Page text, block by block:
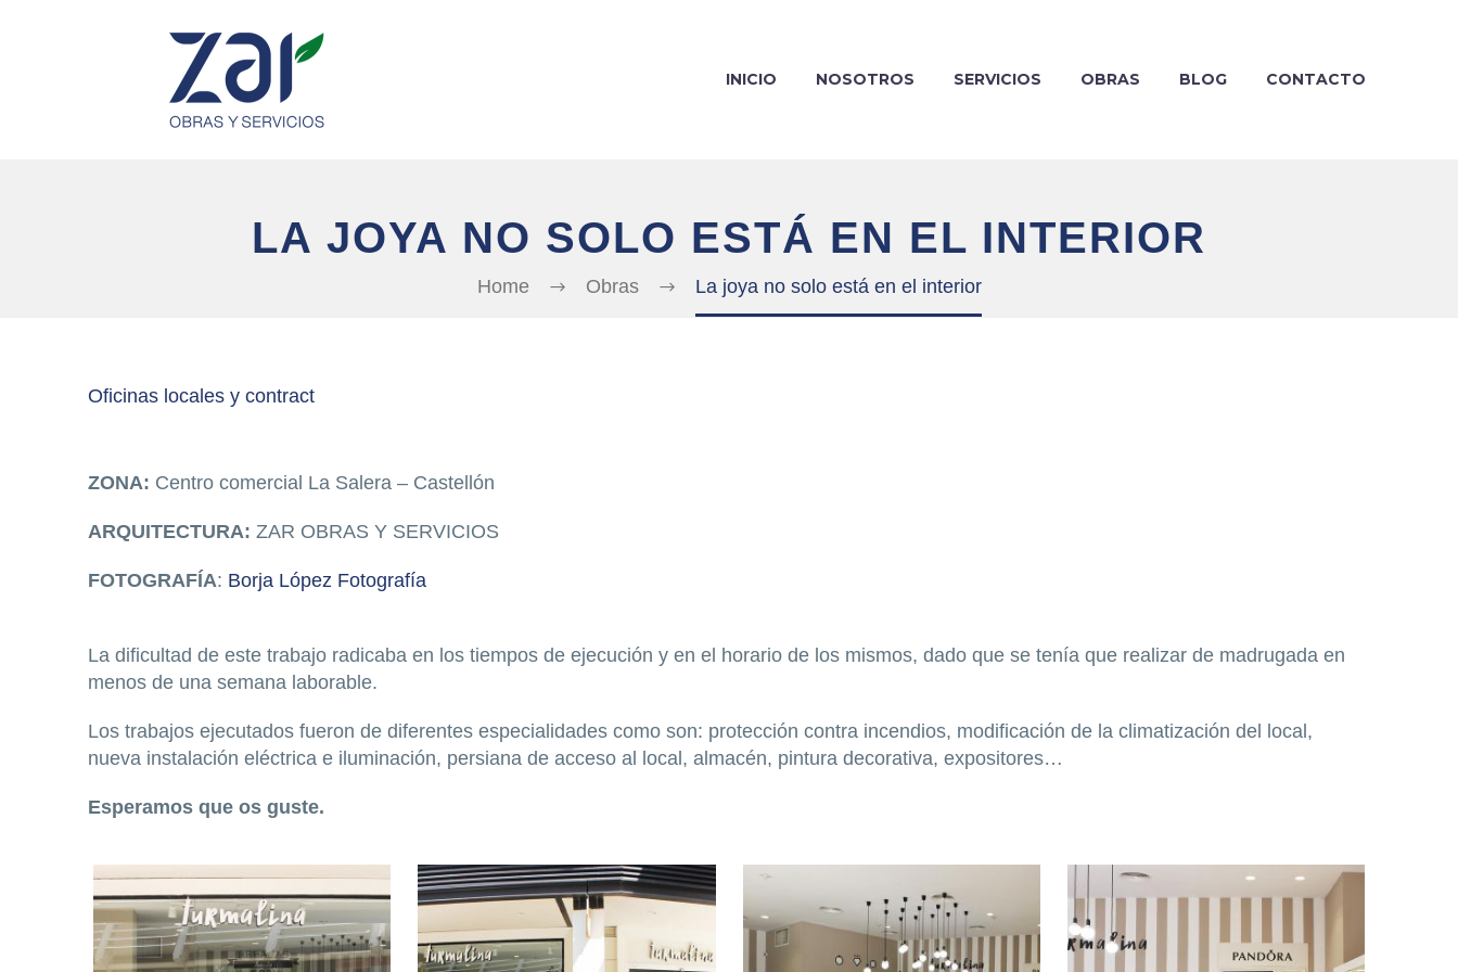
INICIO NOSOTROS SERVICIOS OBRAS BLOG CONTACTO
LA JOYA NO SOLO ESTÁ EN EL INTERIOR
Home Obras La joya no solo está en el interior
Oficinas locales y contract
ZONA: Centro comercial La Salera – Castellón
ARQUITECTURA: ZAR OBRAS Y SERVICIOS
FOTOGRAFÍA: Borja López Fotografía
La dificultad de este trabajo radicaba en los tiempos de ejecución y en el horario de los mismos, dado que se tenía que realizar de madrugada en
menos de una semana laborable.
Los trabajos ejecutados fueron de diferentes especialidades como son: protección contra incendios, modificación de la climatización del local,
nueva instalación eléctrica e iluminación, persiana de acceso al local, almacén, pintura decorativa, expositores…
Esperamos que os guste.